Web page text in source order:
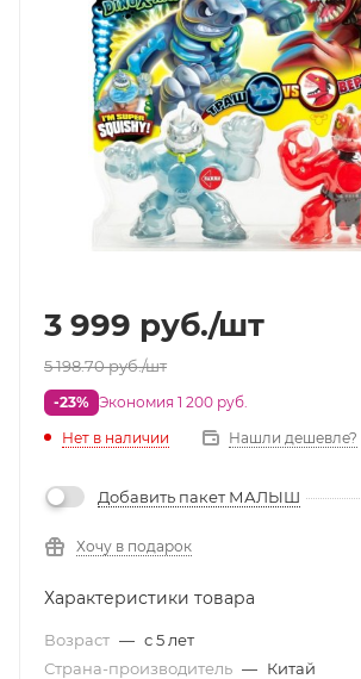
3 999 руб./шт
5 198.70руб./шт
-23% Экономия 1 200 руб.
Нет в наличии
Нашли дешевле?
Добавить пакет МАЛЫШ
Хочу в подарок
Характеристики товара
Возраст — с 5 лет
Страна-производитель — Китай